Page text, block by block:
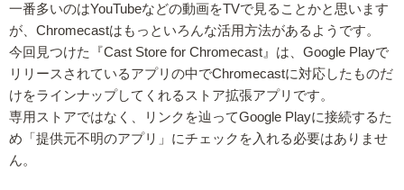
一番多いのはYouTubeなどの動画をTVで見ることかと思います
が、Chromecastはもっといろんな活用方法があるようです。
今回見つけた『Cast Store for Chromecast』は、Google Playで
リリースされているアプリの中でChromecastに対応したものだ
けをラインナップしてくれるストア拡張アプリです。
専用ストアではなく、リンクを辿ってGoogle Playに接続するた
め「提供元不明のアプリ」にチェックを入れる必要はありませ
ん。